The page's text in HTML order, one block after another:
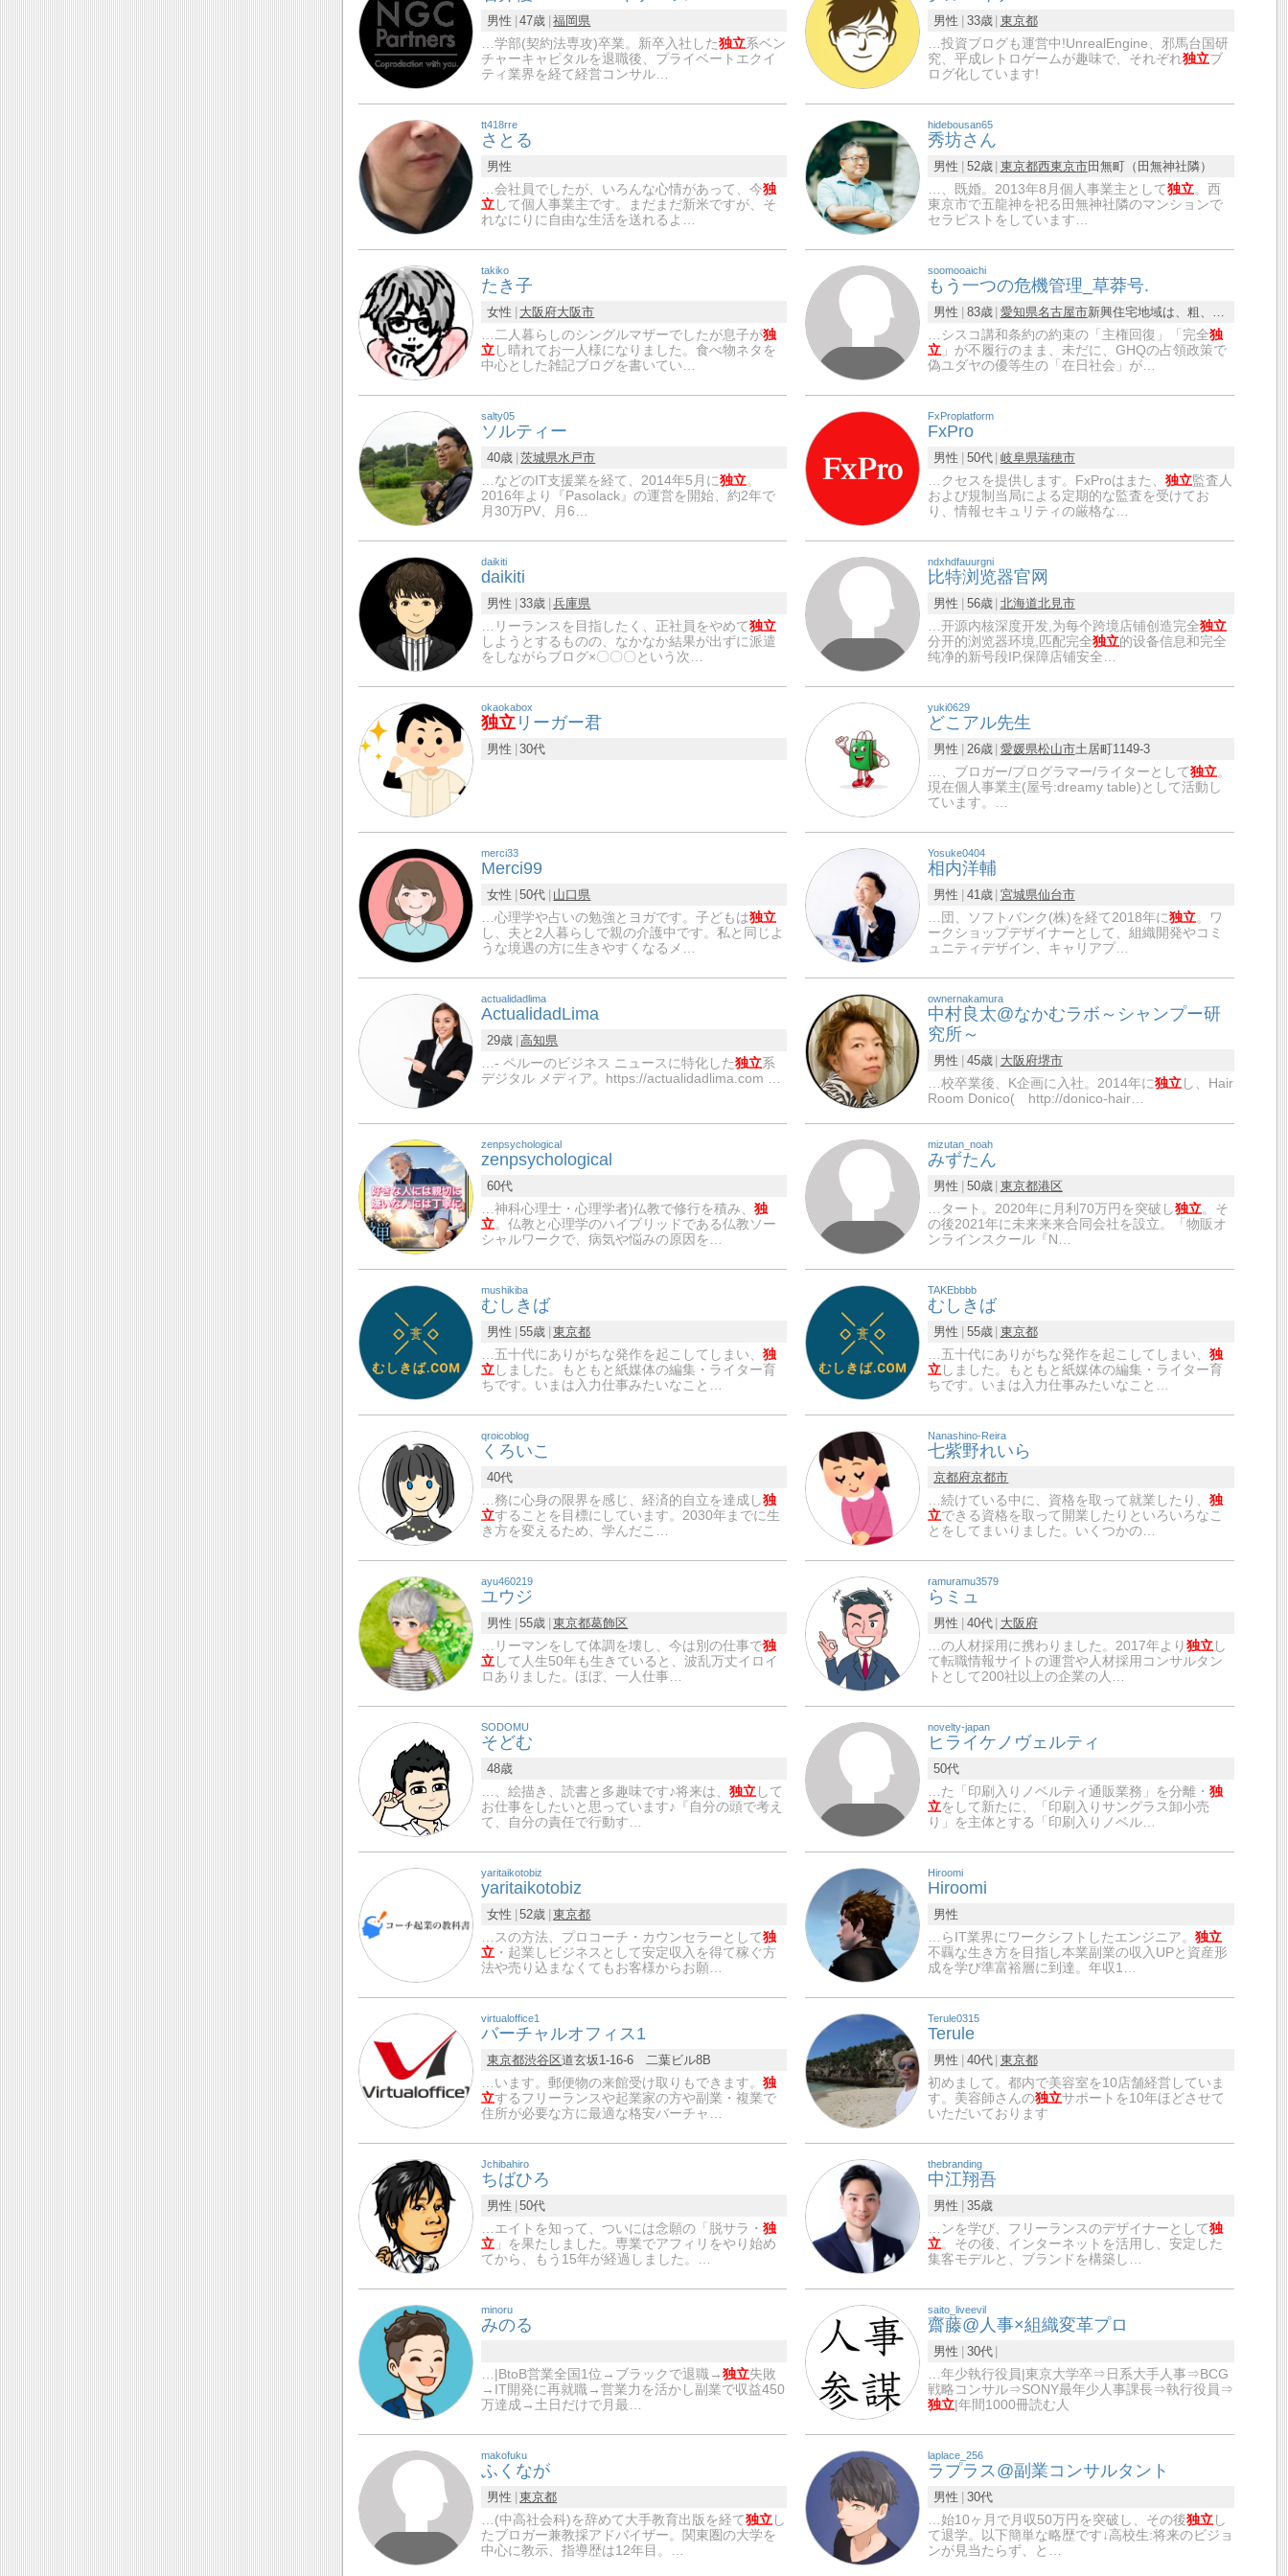
男性 47歳 福岡県
…学部(契約法専攻)卒業。新卒入社した独立系ベン
チャーキャピタルを退職後、プライベートエクイ
ティ業界を経て経営コンサル…
男性 33歳 東京都
…投資ブログも運営中!UnrealEngine、邪馬台国研
究、平成レトロゲームが趣味で、それぞれ独立ブ
ログ化しています!
tt418rre
さとる
男性
…会社員でしたが、いろんな心情があって、今独
立して個人事業主です。まだまだ新米ですが、そ
れなにりに自由な生活を送れるよ…
hidebousan65
秀坊さん
男性 52歳 東京都西東京市田無町（田無神社隣）
…、既婚。2013年8月個人事業主として独立。西
東京市で五龍神を祀る田無神社隣のマンションで
セラピストをしています…
takiko
たき子
女性 大阪府大阪市
…二人暮らしのシングルマザーでしたが息子が独
立し晴れてお一人様になりました。食べ物ネタを
中心とした雑記ブログを書いてい…
soomooaichi
もう一つの危機管理_草莽号.
男性 83歳 愛知県名古屋市新興住宅地域は、粗、被侵略地域になってます。
…シスコ講和条約の約束の「主権回復」「完全独
立 」が不履行のまま、未だに、GHQの占領政策で
偽ユダヤの優等生の「在日社会」が…
salty05
ソルティー
40歳 茨城県水戸市
…などのIT支援業を経て、2014年5月に独立。
2016年より『Pasolack』の運営を開始、約2年で
月30万PV、月6…
FxProplatform
FxPro
男性 50代 岐阜県瑞穂市
…クセスを提供します。FxProはまた、独立監査人
および規制当局による定期的な監査を受けてお
り、情報セキュリティの厳格な…
daikiti
daikiti
男性 33歳 兵庫県
…リーランスを目指したく、正社員をやめて独立
しようとするものの、なかなか結果が出ずに派遣
をしながらブログ×〇〇〇という次…
ndxhdfauurgni
比特浏览器官网
男性 56歳 北海道北見市
…开源内核深度开发,为每个跨境店铺创造完全独立
分开的浏览器环境,匹配完全独立的设备信息和完全
纯净的新号段IP,保障店铺安全…
okaokabox
独立リーガー君
男性 30代
yuki0629
どこアル先生
男性 26歳 愛媛県松山市土居町1149‐3
…、ブロガー/プログラマー/ライターとして独立。
現在個人事業主(屋号:dreamy table)として活動し
ています。…
merci33
Merci99
女性 50代 山口県
…心理学や占いの勉強とヨガです。子どもは独立
し、夫と2人暮らしで親の介護中です。私と同じよ
うな境遇の方に生きやすくなるメ…
Yosuke0404
相内洋輔
男性 41歳 宮城県仙台市
…団、ソフトバンク(株)を経て2018年に独立。ワ
ークショップデザイナーとして、組織開発やコミ
ュニティデザイン、キャリアプ…
actualidadlima
ActualidadLima
29歳 高知県
…- ペルーのビジネス ニュースに特化した独立系
デジタル メディア。https://actualidadlima.com …
ownernakamura
中村良太@なかむラボ～シャンプー研
究所～
男性 45歳 大阪府堺市
…校卒業後、K企画に入社。2014年に独立 し、Hair
Room Donico( http://donico-hair…
zenpsychological
zenpsychological
60代
…神科心理士・心理学者)仏教で修行を積み、 独
立。仏教と心理学のハイブリッドである仏教ソー
シャルワークで、病気や悩みの原因を…
mizutan_noah
みずたん
男性 50歳 東京都港区
…タート。2020年に月利70万円を突破し独立。そ
の後2021年に未来来来合同会社を設立。「物販オ
ンラインスクール『N…
mushikiba
むしきば
男性 55歳 東京都
…五十代にありがちな発作を起こしてしまい、 独
立しました。もともと紙媒体の編集・ライター育
ちです。いまは入力仕事みたいなこと…
TAKEbbbb
むしきば
男性 55歳 東京都
…五十代にありがちな発作を起こしてしまい、独
立 しました。もともと紙媒体の編集・ライター育
ちです。いまは入力仕事みたいなこと…
qroicoblog
くろいこ
40代
…務に心身の限界を感じ、経済的自立を達成し独
立することを目標にしています。2030年までに生
き方を変えるため、学んだこ…
Nanashino-Reira
七紫野れいら
京都府京都市
…続けている中に、資格を取って就業したり、独
立できる資格を取って開業したりといろいろなこ
とをしてまいりました。いくつかの…
ayu460219
ユウジ
男性 55歳 東京都葛飾区
…リーマンをして体調を壊し、今は別の仕事で独
立して人生50年も生きていると、波乱万丈イロイ
ロありました。ほぼ、一人仕事…
ramuramu3579
らミュ
男性 40代
大阪府
…の人材採用に携わりました。2017年より独立 し
て転職情報サイトの運営や人材採用コンサルタン
トとして200社以上の企業の人…
SODOMU
そどむ
48歳
…、絵描き、読書と多趣味です♪将来は、 独立して
お仕事をしたいと思っています♪『自分の頭で考え
て、自分の責任で行動す…
novelty-japan
ヒライケノヴェルティ
50代
…た「印刷入りノベルティ通販業務」を分離・独
立をして新たに、「印刷入りサングラス卸小売
り」を主体とする「印刷入りノベル…
yaritaikotobiz
yaritaikotobiz
女性 52歳 東京都
…スの方法、プロコーチ・カウンセラーとして独
立・起業しビジネスとして安定収入を得て稼ぐ方
法や売り込まなくてもお客様からお願…
Hiroomi
Hiroomi
男性
…らIT業界にワークシフトしたエンジニア。独立
不覊な生き方を目指し本業副業の収入UPと資産形
成を学び準富裕層に到達。年収1…
virtualoffice1
バーチャルオフィス1
東京都渋谷区道玄坂1-16-6 二葉ビル8B
…います。郵便物の来館受け取りもできます。 独
立するフリーランスや起業家の方や副業・複業で
住所が必要な方に最適な格安バーチャ…
Terule0315
Terule
男性 40代 東京都
初めまして。都内で美容室を10店舗経営していま
す。美容師さんの独立サポートを10年ほどさせて
いただいております
Jchibahiro
ちばひろ
男性
50代
…エイトを知って、ついには念願の「脱サラ・ 独
立」を果たしました。専業でアフィリをやり始め
てから、もう15年が経過しました。…
thebranding
中江翔吾
男性
35歳
…ンを学び、フリーランスのデザイナーとして独
立。その後、インターネットを活用し、安定した
集客モデルと、ブランドを構築し…
minoru
みのる
…|BtoB営業全国1位→ブラックで退職→ 独立失敗
→IT開発に再就職→営業力を活かし副業で収益450
万達成→土日だけで月最…
saito_liveevil
齋藤@人事×組織変革プロ
男性
30代
…年少執行役員|東京大学卒⇒日系大手人事⇒BCG
戦略コンサル⇒SONY最年少人事課長⇒執行役員⇒
独立 |年間1000冊読む人
makofuku
ふくなが
男性
東京都
…(中高社会科)を辞めて大手教育出版を経て独立し
たブロガー兼教採アドバイザー。関東圏の大学を
中心に教示、指導歴は12年目。…
laplace_256
ラプラス@副業コンサルタント
男性
30代
…始10ヶ月で月収50万円を突破し、その後独立 し
て退学。以下簡単な略歴です↓高校生:将来のビジョ
ンが見当たらず、と…